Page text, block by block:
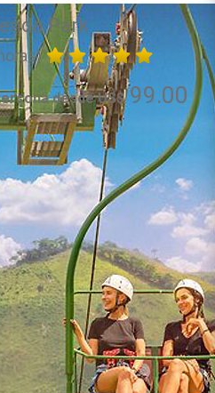
Park
desde US$99.00